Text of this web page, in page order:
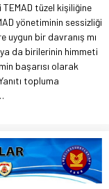
tüzel kişiliğine
yönetiminin sessizliği
uygun bir davranış mı
da birilerinin himmeti
başarısı olarak
topluma